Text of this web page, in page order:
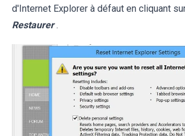
d'Internet Explorer à défaut en cliquant
Restaurer .